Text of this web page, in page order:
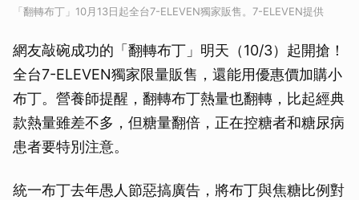
「翻轉布丁」10月13日起全台7-ELEVEN獨家販售。7-ELEVEN提供
網友敲碗成功的「翻轉布丁」明天（10/3）起開搶！
全台7-ELEVEN獨家限量販售，還能用優惠價加購小
布丁。營養師提醒，翻轉布丁熱量也翻轉，比起經典
款熱量雖差不多，但糖量翻倍，正在控糖者和糖尿病
患者要特別注意。
統一布丁去年愚人節惡搞廣告，將布丁與焦糖比例對